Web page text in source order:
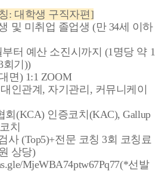
: 대학생 구직자편]
및 미취업 졸업생 (만 34세 이하
터 예산 소진시까지 (1명당 약 1
회기))
면) 1:1 ZOOM
인관계, 자기관리, 커뮤니케이
회(KCA) 인증코치(KAC), Gallup
치
사 (Top5)+전문 코칭 3회 코칭료
상당)
MjeWBA74ptw67Pq77(*선발